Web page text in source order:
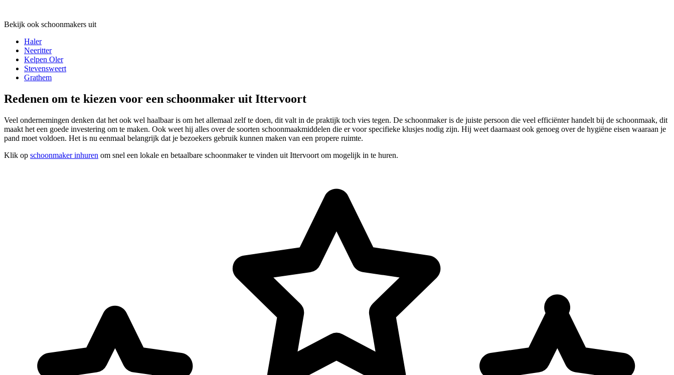
Bekijk ook schoonmakers uit
Haler
Neeritter
Kelpen Oler
Stevensweert
Grathem
Redenen om te kiezen voor een schoonmaker uit Ittervoort
Veel ondernemingen denken dat het ook wel haalbaar is om het allemaal zelf te doen, dit valt in de praktijk toch vies tegen. De schoonmaker is de juiste persoon die veel efficiënter handelt bij de schoonmaak, dit
maakt het een goede investering om te maken. Ook weet hij alles over de soorten schoonmaakmiddelen die er voor specifieke klusjes nodig zijn. Hij weet daarnaast ook genoeg over de hygiëne eisen waaraan je
pand moet voldoen. Het is nu eenmaal belangrijk dat je bezoekers gebruik kunnen maken van een propere ruimte.
Klik op schoonmaker inhuren om snel een lokale en betaalbare schoonmaker te vinden uit Ittervoort om mogelijk in te huren.